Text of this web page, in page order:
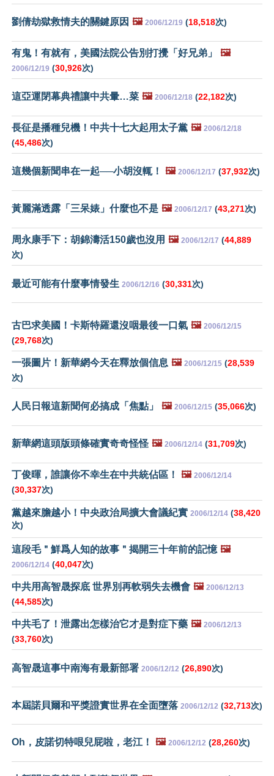
劉倩劫獄救情夫的關鍵原因 🖼️ 2006/12/19 (18,518次)
有鬼！有就有，美國法院公告別打攪「好兄弟」 🖼️
2006/12/19 (30,926次)
這亞運閉幕典禮讓中共暈…菜 🖼️ 2006/12/18 (22,182次)
長征是播種兒機！中共十七大起用太子黨 🖼️ 2006/12/18
(45,486次)
這幾個新聞串在一起──小胡沒輒！ 🖼️ 2006/12/17 (37,932次)
黃麗滿透露「三呆婊」什麼也不是 🖼️ 2006/12/17 (43,271次)
周永康手下：胡錦濤活150歲也沒用 🖼️ 2006/12/17 (44,889
次)
最近可能有什麼事情發生 2006/12/16 (30,331次)
古巴求美國！卡斯特羅還沒咽最後一口氣 🖼️ 2006/12/15
(29,768次)
一張圖片！新華網今天在釋放個信息 🖼️ 2006/12/15 (28,539
次)
人民日報這新聞何必搞成「焦點」 🖼️ 2006/12/15 (35,066次)
新華網這頭版頭條確實奇奇怪怪 🖼️ 2006/12/14 (31,709次)
丁俊暉，誰讓你不幸生在中共統佔區！ 🖼️ 2006/12/14
(30,337次)
黨越來膽越小！中央政治局擴大會議紀實 2006/12/14 (38,420
次)
這段毛＂鮮爲人知的故事＂揭開三十年前的記憶 🖼️
2006/12/14 (40,047次)
中共用高智晟探底 世界別再軟弱失去機會 🖼️ 2006/12/13
(44,585次)
中共毛了！泄露出怎樣治它才是對症下藥 🖼️ 2006/12/13
(33,760次)
高智晟這事中南海有最新部署 2006/12/12 (26,890次)
本屆諾貝爾和平獎證實世界在全面墮落 2006/12/12 (32,713次)
Oh，皮諾切特哏兒屁啦，老江！ 🖼️ 2006/12/12 (28,260次)